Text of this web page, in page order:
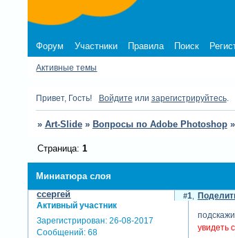
Форум Участники Правила Поиск
Активные темы
Привет, Гость! Войдите или зарегистрируйтесь.
» Art-Slide » Вопросы по Adobe Photoshop »
Миниатюра слоя
Страница: 1
1
cсергей
Активный участник
Зарегистрирован: 26-08-2017
Сообщений: 68
увидеть